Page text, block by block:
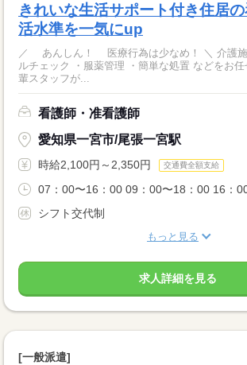
きれいな生活サポート付き住居
活水準を一気にup
／ あんしん！ 医療行為は少なめ！ ＼ 介護施設にて、 ・バイタ
ルチェック ・服薬管理 ・簡単な処置 などをお任せ
輩スタッフが...
看護師・准看護師
愛知県一宮市/尾張一宮駅
時給2,100円～2,350円 交通費全額支給
07：00〜16：00 09：00〜18：00 16：00
シフト交代制
もっと見る
求人詳細を見る
[一般派遣]